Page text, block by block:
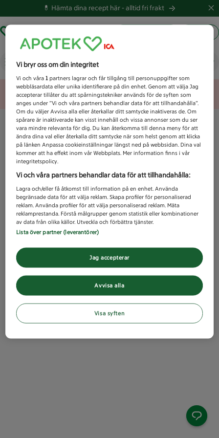
💊 Hämta dina recept här -alltid fri frakt
Vad letar du efter idag?
Unknown error
Vi bryr oss om din integritet
Vi och våra1 partners lagrar och får tillgång till personuppgifter som
webbläsardata eller unika identifierare på din enhet. Genom att välja Jag
accepterar tillåter du att spårningstekniker används för de syften som
anges under ”Vi och våra partners behandlar data för att tillhandahålla”.
Om du väljer Avvisa alla eller återkallar ditt samtycke inaktiveras de. Om
spårare är inaktiverade kan visst innehåll och vissa annonser som du ser
vara mindre relevanta för dig. Du kan återkomma till denna meny för att
ändra dina val eller återkalla ditt samtycke när som helst genom att klicka
på länken Anpassa cookieinställningar längst ned på webbsidan. Dina val
kommer att ha effekt inom vår Webbplats. Mer information finns i vår
integritetspolicy.
Vi och våra partners behandlar data för att tillhandahålla:
Lagra och/eller få åtkomst till information på en enhet. Använda
begränsade data för att välja reklam. Skapa profiler för personaliserad
reklam. Använda profiler för att välja personaliserad reklam. Mäta
reklamprestanda. Förstå målgrupper genom statistik eller kombinationer
av data från olika källor. Utveckla och förbättra tjänster.
Lista över partner (leverantörer)
Avvisa alla
Jag accepterar
Visa syften